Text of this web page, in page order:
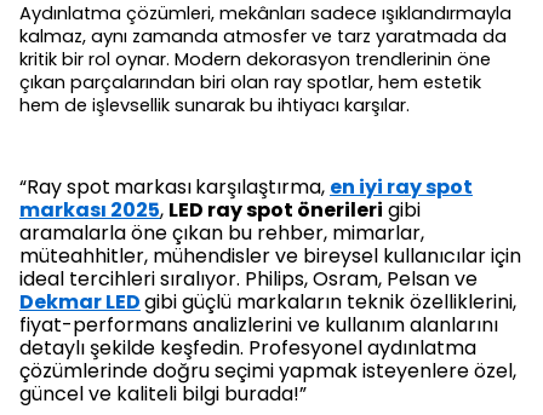
Aydınlatma çözümleri, mekânları sadece ışıklandırmayla
kalmaz, aynı zamanda atmosfer ve tarz yaratmada da
kritik bir rol oynar. Modern dekorasyon trendlerinin öne
çıkan parçalarından biri olan ray spotlar, hem estetik
hem de işlevsellik sunarak bu ihtiyacı karşılar.
“Ray spot markasıkarşılaştırma, en iyi ray spot
markası 2025, LED ray spot önerileri gibi
aramalarla öne çıkan bu rehber, mimarlar,
müteahhitler, mühendisler ve bireysel kullanıcılar için
ideal tercihleri sıralıyor. Philips, Osram, Pelsan ve
Dekmar LEDgibi güçlü markaların teknik özelliklerini,
fiyat-performans analizlerini ve kullanım alanlarını
detaylı şekilde keşfedin. Profesyonel aydınlatma
çözümlerinde doğru seçimi yapmak isteyenlere özel,
güncel ve kaliteli bilgi burada!”